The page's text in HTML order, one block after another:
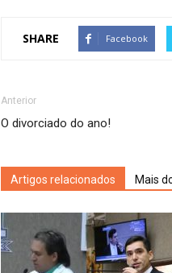
SHARE Facebook
Anterior
O divorciado do ano!
Artigos relacionados Mais